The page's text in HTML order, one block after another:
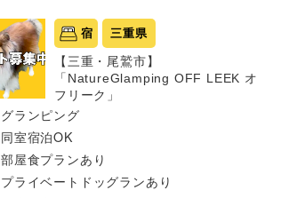
宿 三重県
【三重・尾鷲市】
「NatureGlamping OFF LEEK オ
フリーク」
グランピング
同室宿泊OK
部屋食プランあり
プライベートドッグランあり